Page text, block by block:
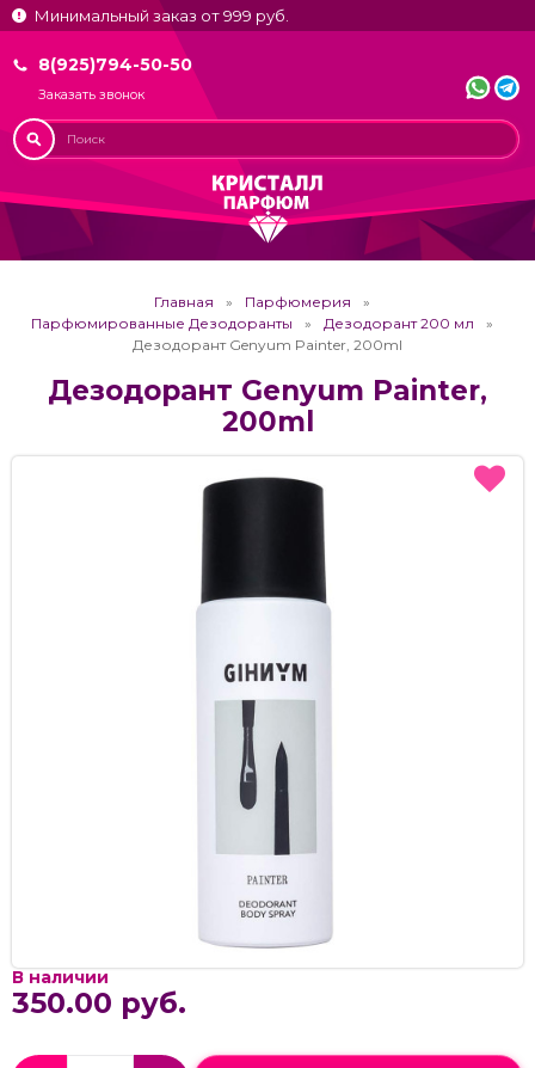
Минимальный заказ от 999 руб.
8(925)794-50-50
Заказать звонок
Главная
Парфюмерия
Парфюмированные Дезодоранты
Дезодорант 200 мл
Дезодорант Genyum Painter, 200ml
Дезодорант Genyum Painter,
200ml
В наличии
350.00 руб.